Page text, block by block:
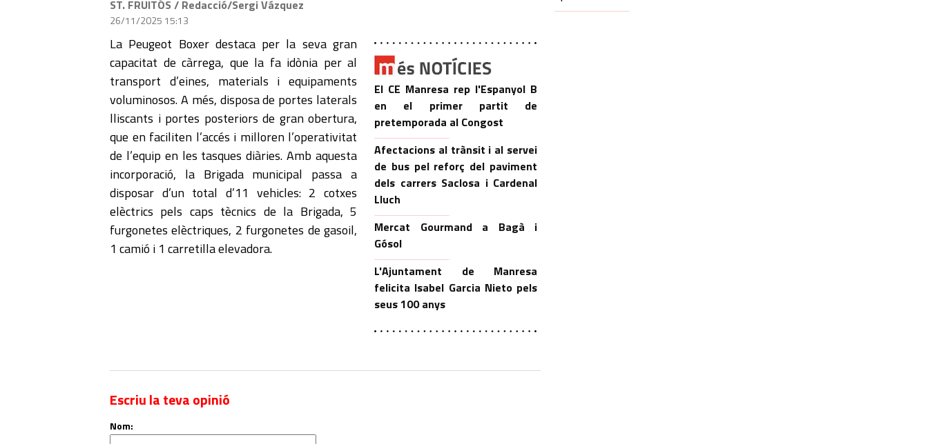
ST. FRUITÓS / Redacció/Sergi Vázquez
26/11/2025 15:13
El CE Manresa rep l'Espanyol B
en el primer partit de
pretemporada al Congost
Afectacions al trànsit i al servei
de bus pel reforç del paviment
dels carrers Saclosa i Cardenal
Lluch
Mercat Gourmand a Bagà i
Gósol
L'Ajuntament de Manresa
felicita Isabel Garcia Nieto pels
seus 100 anys
La Peugeot Boxer destaca per la seva gran
capacitat de càrrega, que la fa idònia per al
transport d’eines, materials i equipaments
voluminosos. A més, disposa de portes laterals
lliscants i portes posteriors de gran obertura,
que en faciliten l’accés i milloren l’operativitat
de l’equip en les tasques diàries. Amb aquesta
incorporació, la Brigada municipal passa a
disposar d’un total d’11 vehicles: 2 cotxes
elèctrics pels caps tècnics de la Brigada, 5
furgonetes elèctriques, 2 furgonetes de gasoil,
1 camió i 1 carretilla elevadora.
Escriu la teva opinió
Nom: